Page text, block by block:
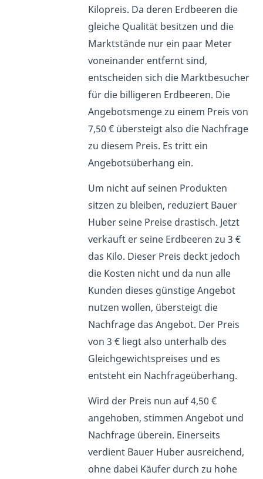
Kilopreis. Da deren Erdbeeren die
gleiche Qualität besitzen und die
Marktstände nur ein paar Meter
voneinander entfernt sind,
entscheiden sich die Marktbesucher
für die billigeren Erdbeeren. Die
Angebotsmenge zu einem Preis von
7,50 € übersteigt also die Nachfrage
zu diesem Preis. Es tritt ein
Angebotsüberhang ein.
Um nicht auf seinen Produkten
sitzen zu bleiben, reduziert Bauer
Huber seine Preise drastisch. Jetzt
verkauft er seine Erdbeeren zu 3 €
das Kilo. Dieser Preis deckt jedoch
die Kosten nicht und da nun alle
Kunden dieses günstige Angebot
nutzen wollen, übersteigt die
Nachfrage das Angebot. Der Preis
von 3 € liegt also unterhalb des
Gleichgewichtspreises und es
entsteht ein Nachfrageüberhang.
Wird der Preis nun auf 4,50 €
angehoben, stimmen Angebot und
Nachfrage überein. Einerseits
verdient Bauer Huber ausreichend,
ohne dabei Käufer durch zu hohe